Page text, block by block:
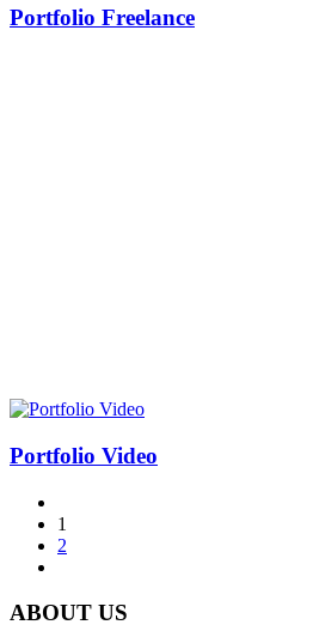
Portfolio Freelance
Portfolio Video
1
2
ABOUT US